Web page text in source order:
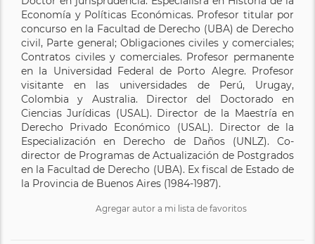
Economía y Políticas Económicas. Profesor titular por
concurso en la Facultad de Derecho (UBA) de Derecho
civil, Parte general; Obligaciones civiles y comerciales;
Contratos civiles y comerciales. Profesor permanente
en la Universidad Federal de Porto Alegre. Profesor
visitante en las universidades de Perú, Urugay,
Colombia y Australia. Director del Doctorado en
Ciencias Jurídicas (USAL). Director de la Maestría en
Derecho Privado Económico (USAL). Director de la
Especialización en Derecho de Daños (UNLZ). Co-
director de Programas de Actualización de Postgrados
en la Facultad de Derecho (UBA). Ex fiscal de Estado de
la Provincia de Buenos Aires (1984-1987).
Agregar autor a mi lista de favoritos